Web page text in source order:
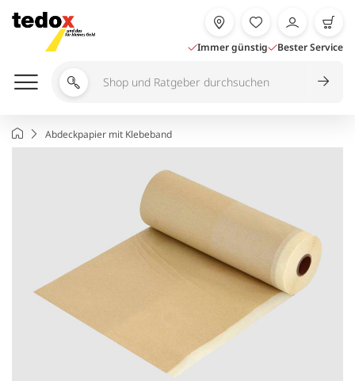
Inhalt
springen
Immer günstig Bester Service
Shop
durchsuchen
StartseiteAbdeckpapier mit Klebeband